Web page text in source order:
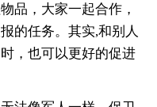
品，大家一起合作，
的任务。其实,和别人
，也可以更好的促进